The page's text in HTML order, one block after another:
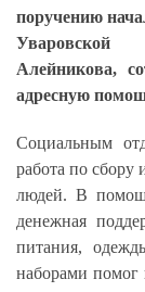
поручению
Уваровской
Алейникова,
адресную
Социальным
работа по сбору
людей. В
денежная
питания,
наборами помог